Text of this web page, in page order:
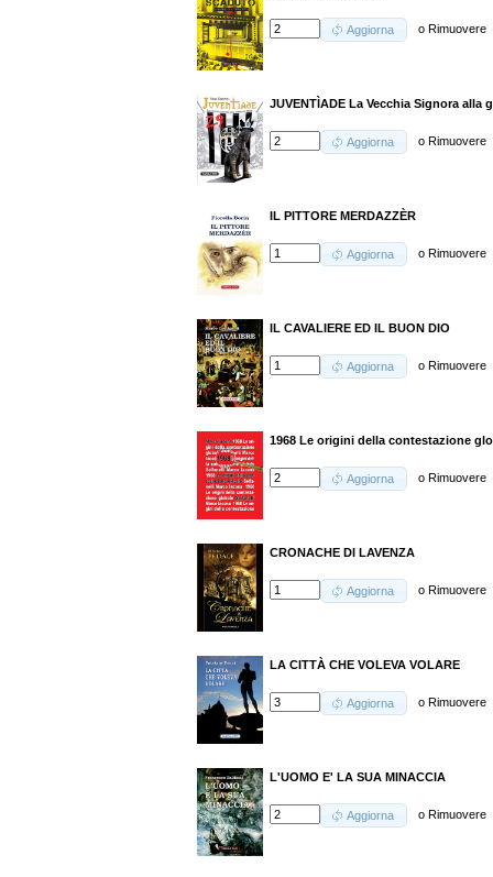
Aggiorna oRimuovere
JUVENTÌADE La Vecchia Signora alla
Aggiorna oRimuovere
IL PITTORE MERDAZZÈR
Aggiorna oRimuovere
IL CAVALIERE ED IL BUON DIO
Aggiorna oRimuovere
1968 Le origini della contestazione
Aggiorna oRimuovere
CRONACHE DI LAVENZA
Aggiorna oRimuovere
LA CITTÀ CHE VOLEVA VOLARE
Aggiorna oRimuovere
L'UOMO E' LA SUA MINACCIA
Aggiorna oRimuovere